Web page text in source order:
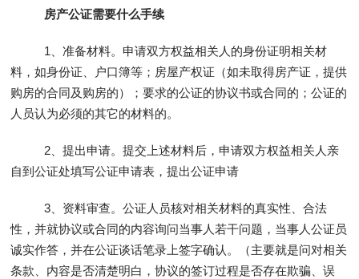
房产公证需要什么手续
1、准备材料。申请双方权益相关人的身份证明相关材
料，如身份证、户口簿等；房屋产权证（如未取得房产证，提供
购房的合同及购房的）；要求的公证的协议书或合同的；公证的
人员认为必须的其它的材料的。
2、提出申请。提交上述材料后，申请双方权益相关人亲
自到公证处填写公证申请表，提出公证申请
3、资料审查。公证人员核对相关材料的真实性、合法
性，并就协议或合同的内容询问当事人若干问题，当事人公证员
诚实作答，并在公证谈话笔录上签字确认。（主要就是问对相关
条款、内容是否清楚明白，协议的签订过程是否存在欺骗、误